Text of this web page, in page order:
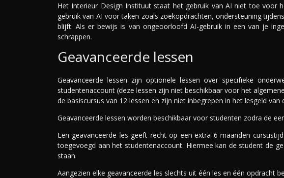
Het Interieur Design Instituut staat het gebruik van AI niet toe voor
gebruik van AI voor taken zoals zoekopdrachten, ondersteuning
blijft. Als er bewijs is van ongeoorloofd AI-gebruik in een van je
schrappen.
Geavanceerde lessen
Geavanceerde lessen zijn optionele lessen over specifieke
studentenaccount (deze lessen zijn niet beschikbaar voor het
de basiscursus van 12 lessen en zijn niet inbegrepen in het lesgeld van
Geavanceerde lessen worden beschikbaar voor studenten zodra de
Een geavanceerde les geeft recht op een extra 6 maanden
toegevoegd aan het studentenaccount. Hiermee kan de student de
staan.
Aangezien elke geavanceerde les slechts uit één les en één